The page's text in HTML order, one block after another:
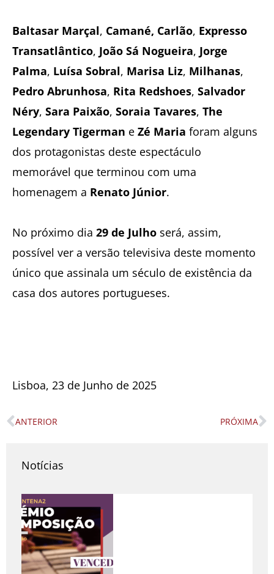
Baltasar Marçal, Camané, Carlão, Expresso
Transatlântico, João Sá Nogueira, Jorge
Palma, Luísa Sobral, Marisa Liz, Milhanas,
Pedro Abrunhosa, Rita Redshoes, Salvador
Néry, Sara Paixão, Soraia Tavares, The
Legendary Tigerman e Zé Maria foram alguns
dos protagonistas deste espectáculo
memorável que terminou com uma
homenagem a Renato Júnior.
No próximo dia 29 de Julho será, assim,
possível ver a versão televisiva deste momento
único que assinala um século de existência da
casa dos autores portugueses.
Lisboa, 23 de Junho de 2025
Prev
ANTERIOR PRÓXIMA
Notícias